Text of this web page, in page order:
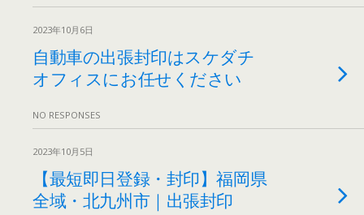
2023年10月6日
自動車の出張封印はスケダチ
オフィスにお任せください
NO RESPONSES
2023年10月5日
【最短即日登録・封印】福岡県
全域・北九州市｜出張封印